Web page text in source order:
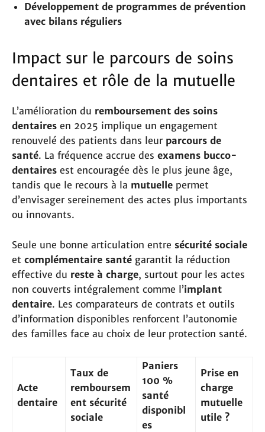
Développement de programmes de prévention
avec bilans réguliers
Impact sur le parcours de soins
dentaires et rôle de la mutuelle
L’amélioration du remboursement des soins
dentaires en 2025 implique un engagement
renouvelé des patients dans leur parcours de
santé. La fréquence accrue des examens bucco-
dentaires est encouragée dès le plus jeune âge,
tandis que le recours à la mutuelle permet
d’envisager sereinement des actes plus importants
ou innovants.
Seule une bonne articulation entre sécurité sociale
et complémentaire santé garantit la réduction
effective du reste à charge, surtout pour les actes
non couverts intégralement comme l’implant
dentaire. Les comparateurs de contrats et outils
d’information disponibles renforcent l’autonomie
des familles face au choix de leur protection santé.
Acte
dentaire
Taux de
remboursem
ent sécurité
sociale
Paniers
100 %
santé
disponibl
es
Prise en
charge
mutuelle
utile ?